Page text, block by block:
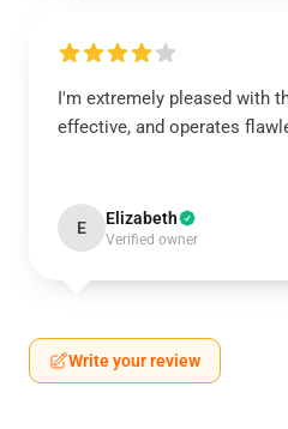
I'm extremely pleased with
effective, and operates
E Elizabeth
Verified owner
Write your review